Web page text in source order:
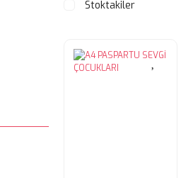
Stoktakiler